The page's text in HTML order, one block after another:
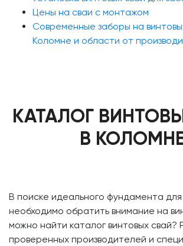
Цены на сваи с монтажом
Современные заборы на
Коломне и области от
КАТАЛОГ
В
В поиске идеального фундамента
необходимо обратить внимание на
можно найти каталог винтовых свай?
проверенных производителей и